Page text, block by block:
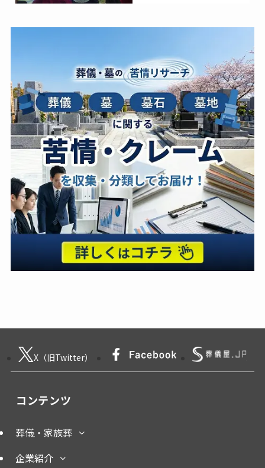
X（旧Twitter）
コンテンツ
葬儀・家族葬
企業紹介